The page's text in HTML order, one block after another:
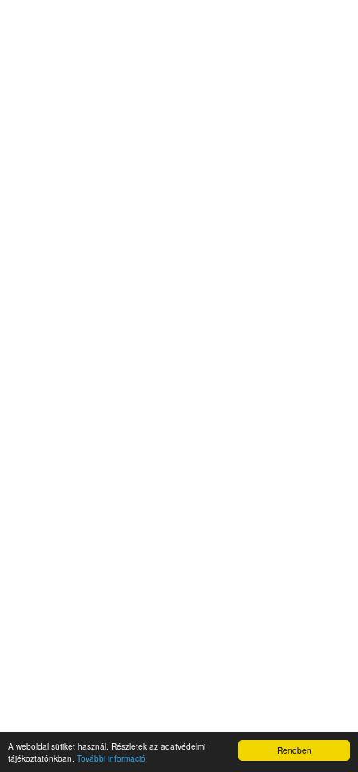
Rendben
A weboldal sütiket használ. Részletek az adatvédelmi
tájékoztatónkban. További információ
ÜDV A NAPIDROID.HU-N!